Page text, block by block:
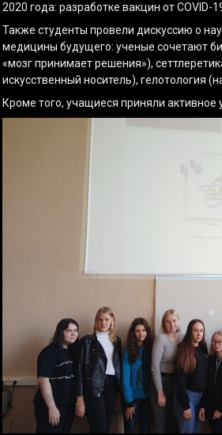
2020 года: разработке вакцин от COVID-
Также студенты провели дискуссию о
медицины будущего: ученые сочетают
«мозг принимает решения»),
искусственный носитель), гелотология
Кроме того, учащиеся приняли активное